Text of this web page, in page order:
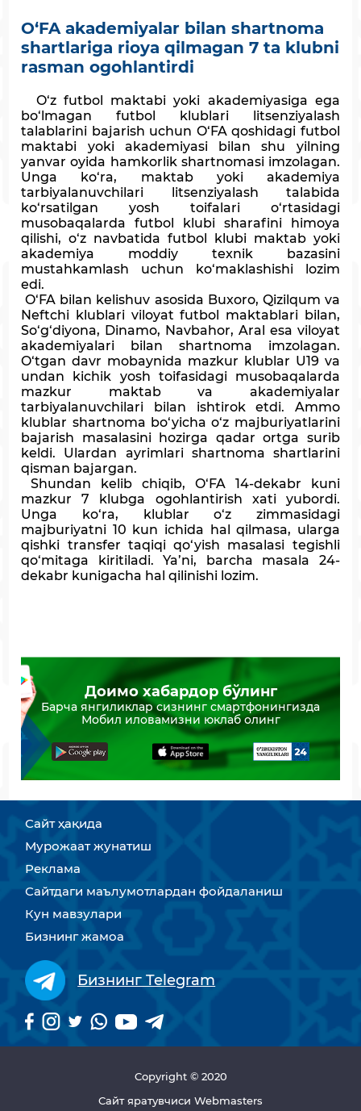
O‘FA akademiyalar bilan shartnoma
shartlariga rioya qilmagan 7 ta klubni
rasman ogohlantirdi
O‘z futbol maktabi yoki akademiyasiga ega
bo‘lmagan futbol klublari litsenziyalash
talablarini bajarish uchun O‘FA qoshidagi futbol
maktabi yoki akademiyasi bilan shu yilning
yanvar oyida hamkorlik shartnomasi imzolagan.
Unga ko‘ra, maktab yoki akademiya
tarbiyalanuvchilari litsenziyalash talabida
ko‘rsatilgan yosh toifalari o‘rtasidagi
musobaqalarda futbol klubi sharafini himoya
qilishi, o‘z navbatida futbol klubi maktab yoki
akademiya moddiy texnik bazasini
mustahkamlash uchun ko‘maklashishi lozim
edi.
O‘FA bilan kelishuv asosida Buxoro, Qizilqum va
Neftchi klublari viloyat futbol maktablari bilan,
So‘g‘diyona, Dinamo, Navbahor, Aral esa viloyat
akademiyalari bilan shartnoma imzolagan.
O‘tgan davr mobaynida mazkur klublar U19 va
undan kichik yosh toifasidagi musobaqalarda
mazkur maktab va akademiyalar
tarbiyalanuvchilari bilan ishtirok etdi. Ammo
klublar shartnoma bo‘yicha o‘z majburiyatlarini
bajarish masalasini hozirga qadar ortga surib
keldi. Ulardan ayrimlari shartnoma shartlarini
qisman bajargan.
Shundan kelib chiqib, O‘FA 14-dekabr kuni
mazkur 7 klubga ogohlantirish xati yubordi.
Unga ko‘ra, klublar o‘z zimmasidagi
majburiyatni 10 kun ichida hal qilmasa, ularga
qishki transfer taqiqi qo‘yish masalasi tegishli
qo‘mitaga kiritiladi. Ya’ni, barcha masala 24-
dekabr kunigacha hal qilinishi lozim.
Доимо хабардор бўлинг
Барча янгиликлар сизнинг смартфонингизда
Мобил иловамизни юклаб олинг
Сайт ҳақида
Мурожаат жунатиш
Реклама
Сайтдаги маълумотлардан фойдаланиш
Кун мавзулари
Бизнинг жамоа
Бизнинг Telegram
Copyright © 2020
Сайт яратувчиси Webmasters